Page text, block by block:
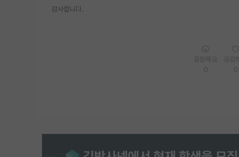
감사합니다.